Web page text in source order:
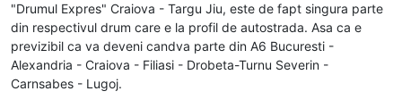
"Drumul Expres" Craiova - Targu Jiu, este de fapt singura parte
din respectivul drum care e la profil de autostrada. Asa ca e
previzibil ca va deveni candva parte din A6 Bucuresti -
Alexandria - Craiova - Filiasi - Drobeta-Turnu Severin -
Carnsabes - Lugoj.